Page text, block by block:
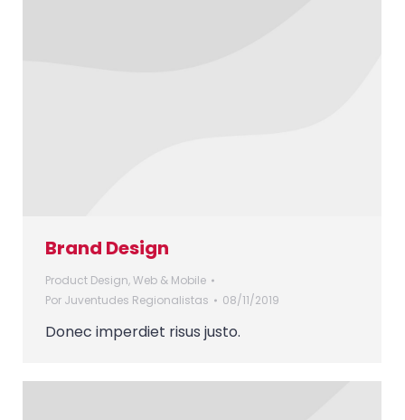
Brand Design
Product Design,Web & Mobile
Por Juventudes Regionalistas 08/11/2019
Donec imperdiet risus justo.